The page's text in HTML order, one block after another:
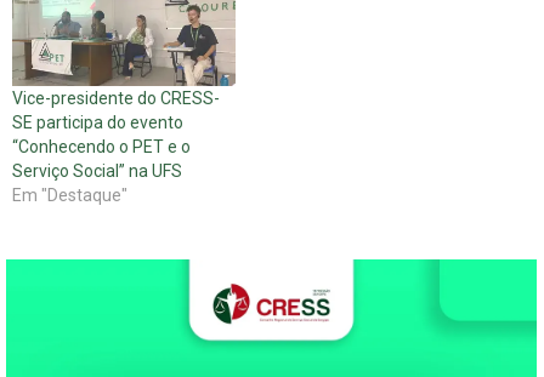
Vice-presidente do CRESS-
SE participa do evento
“Conhecendo o PET e o
Serviço Social” na UFS
Em "Destaque"